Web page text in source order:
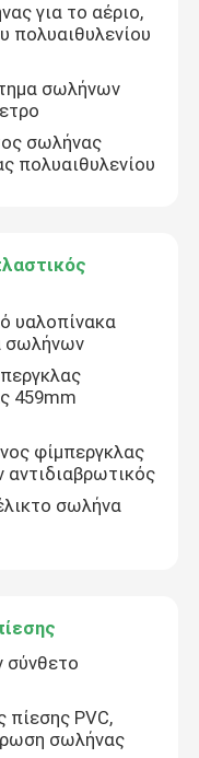
για το αέριο,
πολυαιθυλενίου
σωλήνων
σωλήνας
πολυαιθυλενίου
υαλοπίνακα
σωλήνων
459mm
φίμπεργκλας
σωλήνα
σύνθετο
πίεσης PVC,
σωλήνας